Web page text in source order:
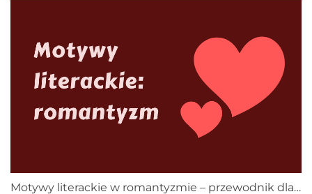
Motywy literackie w romantyzmie – przewodnik dla maturzystów